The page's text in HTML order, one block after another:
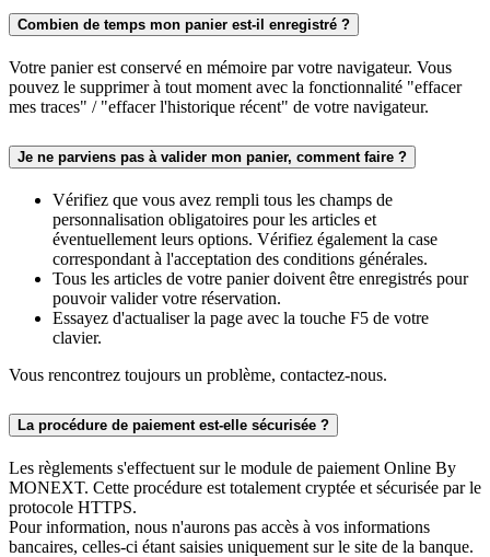
Combien de temps mon panier est-il enregistré ?
Votre panier est conservé en mémoire par votre navigateur. Vous
pouvez le supprimer à tout moment avec la fonctionnalité "effacer
mes traces" / "effacer l'historique récent" de votre navigateur.
Je ne parviens pas à valider mon panier, comment faire ?
Vérifiez que vous avez rempli tous les champs de
personnalisation obligatoires pour les articles et
éventuellement leurs options. Vérifiez également la case
correspondant à l'acceptation des conditions générales.
Tous les articles de votre panier doivent être enregistrés pour
pouvoir valider votre réservation.
Essayez d'actualiser la page avec la touche F5 de votre
clavier.
Vous rencontrez toujours un problème, contactez-nous.
La procédure de paiement est-elle sécurisée ?
Les règlements s'effectuent sur le module de paiement Online By
MONEXT. Cette procédure est totalement cryptée et sécurisée par le
protocole HTTPS.
Pour information, nous n'aurons pas accès à vos informations
bancaires, celles-ci étant saisies uniquement sur le site de la banque.